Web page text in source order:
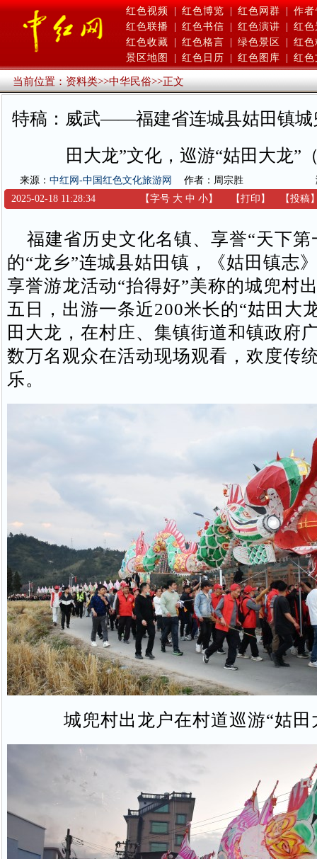
红色视频 | 红色博览 | 红色网群 | 作者
红色联播
红色书信 红色演讲
红色
红色收藏
红色格言 绿色景区
红色
景区地图
红色日历 红色图库 红色
当前位置：资料类>>中华民俗>>正文
特稿：威武——福建省连城县姑田镇城
田大龙”文化，巡游“姑田大龙”
来源： 中红网-中国红色文化旅游网 作者：周宗胜
2025-02-18 11:28:34
【字号 大 中 小】 【打印 】 【投稿
福建省历史文化名镇、享誉“天下第
的“龙乡”连城县姑田镇，《姑田镇志
享誉游龙活动“抬得好”美称的城兜村
五日，出游一条近200米长的“姑田大
田大龙，在村庄、集镇街道和镇政府
数万名观众在活动现场观看，欢度传
乐。
城兜村出龙户在村道巡游“姑田